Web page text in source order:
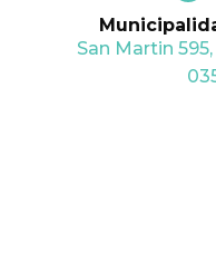
c
e
b
o
o
k
San Martin